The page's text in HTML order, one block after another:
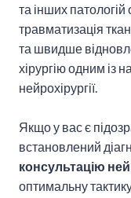
та інших
травматизація
та швидше
хірургію одним із
нейрохірургії.
Якщо у вас є
встановлений
консультацію
оптимальну